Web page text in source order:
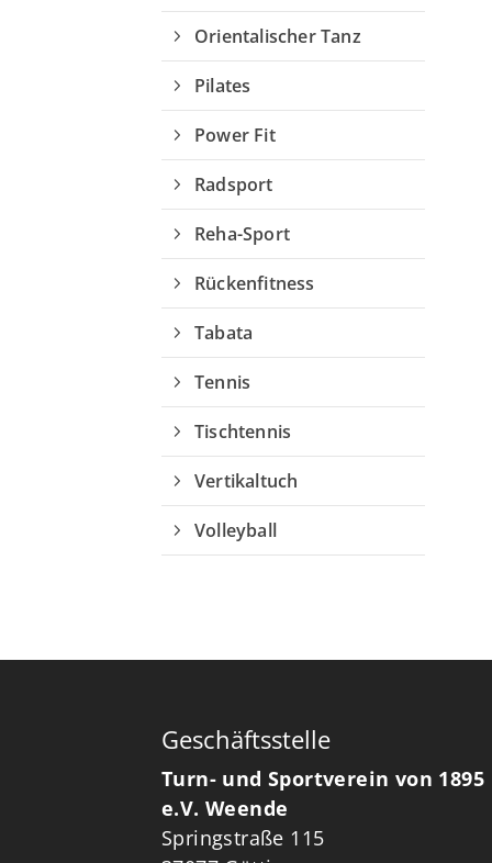
Orientalischer Tanz
Pilates
Power Fit
Radsport
Reha-Sport
Rückenfitness
Tabata
Tennis
Tischtennis
Vertikaltuch
Volleyball
Geschäftsstelle
Turn- und Sportverein von 1895
e.V. Weende
Springstraße 115